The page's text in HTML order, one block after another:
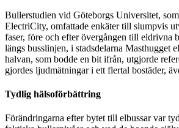
Bullerstudien vid Göteborgs Universitet,
ElectriCity, omfattade enkäter till slumpvis
faser, före och efter övergången till eldrivna
längs busslinjen, i stadsdelarna Masthugget
halvan, som bodde en bit ifrån, utgjorde
gjordes ljudmätningar i ett flertal bostäder,
Tydlig hälsoförbättring
Förändringarna efter bytet till elbussar var